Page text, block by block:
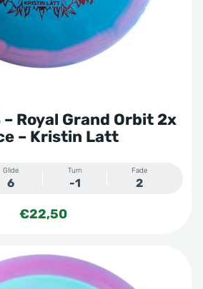
Royal Grand Orbit 2x
– Kristin Latt
Glide
6
Turn
-1
Fade
2
€22,50